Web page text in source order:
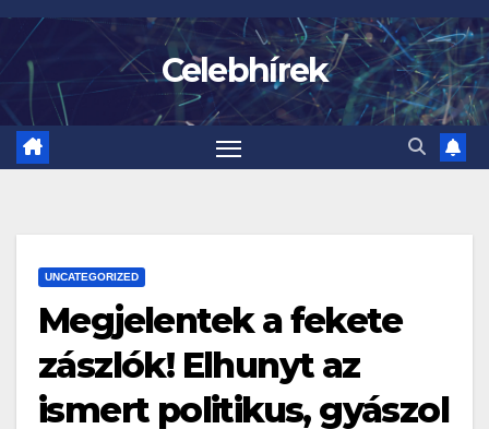
Skip
content
Celebhírek
UNCATEGORIZED
Megjelentek a fekete
zászlók! Elhunyt az
ismert politikus, gyászol